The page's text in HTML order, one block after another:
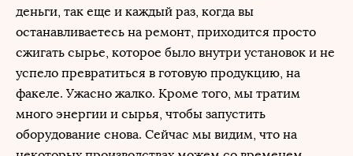
деньги, так еще и каждый раз, когда вы
останавливаетесь на ремонт, приходится просто
сжигать сырье, которое было внутри установок и не
успело превратиться в готовую продукцию, на
факеле. Ужасно жалко. Кроме того, мы тратим
много энергии и сырья, чтобы запустить
оборудование снова. Сейчас мы видим, что на